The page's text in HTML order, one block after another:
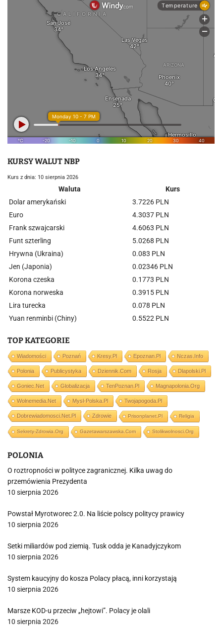
KURSY WALUT NBP
Kurs z dnia: 10 sierpnia 2026
Waluta
Kurs
Dolar amerykański
3.7226 PLN
Euro
4.3037 PLN
Frank szwajcarski
4.6063 PLN
Funt szterling
5.0268 PLN
Hrywna (Ukraina)
0.083 PLN
Jen (Japonia)
0.02346 PLN
Korona czeska
0.1773 PLN
Korona norweska
0.3915 PLN
Lira turecka
0.078 PLN
Yuan renminbi (Chiny)
0.5522 PLN
TOP KATEGORIE
Wiadomości Poznań Kresy.pl Epoznan.pl Nczas.info
Polonia Publicystyka Dziennik.com Rosja Dlapolski.pl
Goniec.net Globalizacja TenPoznan.pl Magnapolonia.org
Wolnemedia.net Mysl-Polska.pl Twojapogoda.pl
Dobrewiadomosci.net.pl Zdrowie Prisonplanet.pl Religia
Sekrety-Zdrowia.org Gazetawarszawska.com Stolikwolnosci.org
POLONIA
O roztropności w polityce zagranicznej. Kilka uwag do
przemówienia Prezydenta
10 sierpnia 2026
Powstał Myrotworec 2.0. Na liście polscy politycy prawicy
10 sierpnia 2026
Setki miliardów pod ziemią. Tusk odda je Kanadyjczykom
10 sierpnia 2026
System kaucyjny do kosza Polacy płacą, inni korzystają
10 sierpnia 2026
Marsze KOD-u przeciw „hejtowi”. Polacy je olali
10 sierpnia 2026